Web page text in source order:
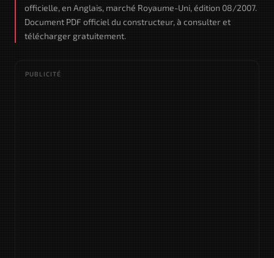
officielle, en Anglais, marché Royaume-Uni, édition 08/2007.
Document PDF officiel du constructeur, à consulter et
télécharger gratuitement.
PUBLICITÉ